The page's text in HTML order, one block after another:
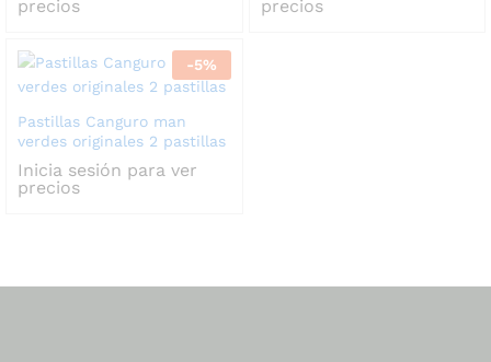
precios
precios
-5%
Pastillas Canguro man
verdes originales 2 pastillas
Inicia sesión para ver
precios